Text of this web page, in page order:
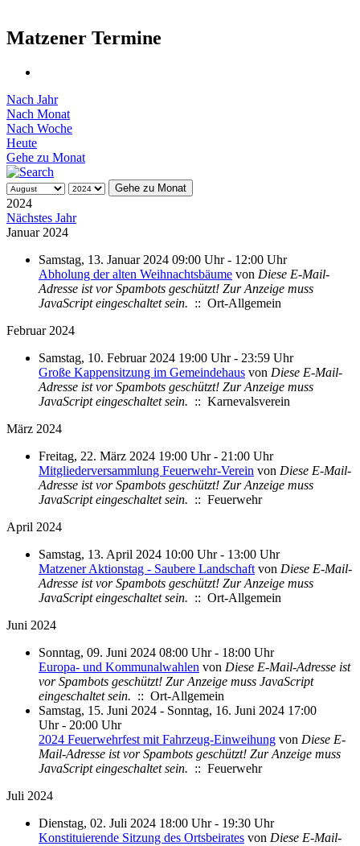
Matzener Termine
Nach Jahr
Nach Monat
Nach Woche
Heute
Gehe zu Monat
Gehe zu Monat
2024
Nächstes Jahr
Januar 2024
Samstag, 13. Januar 2024 09:00 Uhr - 12:00 Uhr
Abholung der alten Weihnachtsbäume von Diese E-Mail-
Adresse ist vor Spambots geschützt! Zur Anzeige muss
JavaScript eingeschaltet sein. :: Ort-Allgemein
Februar 2024
Samstag, 10. Februar 2024 19:00 Uhr - 23:59 Uhr
Große Kappensitzung im Gemeindehaus von Diese E-Mail-
Adresse ist vor Spambots geschützt! Zur Anzeige muss
JavaScript eingeschaltet sein. :: Karnevalsverein
März 2024
Freitag, 22. März 2024 19:00 Uhr - 21:00 Uhr
Mitgliederversammlung Feuerwehr-Verein von Diese E-Mail-
Adresse ist vor Spambots geschützt! Zur Anzeige muss
JavaScript eingeschaltet sein. :: Feuerwehr
April 2024
Samstag, 13. April 2024 10:00 Uhr - 13:00 Uhr
Matzener Aktionstag - Saubere Landschaft von Diese E-Mail-
Adresse ist vor Spambots geschützt! Zur Anzeige muss
JavaScript eingeschaltet sein. :: Ort-Allgemein
Juni 2024
Sonntag, 09. Juni 2024 08:00 Uhr - 18:00 Uhr
Europa- und Kommunalwahlen von Diese E-Mail-Adresse ist
vor Spambots geschützt! Zur Anzeige muss JavaScript
eingeschaltet sein. :: Ort-Allgemein
Samstag, 15. Juni 2024 - Sonntag, 16. Juni 2024 17:00
Uhr - 20:00 Uhr
2024 Feuerwehrfest mit Fahrzeug-Einweihung von Diese E-
Mail-Adresse ist vor Spambots geschützt! Zur Anzeige muss
JavaScript eingeschaltet sein. :: Feuerwehr
Juli 2024
Dienstag, 02. Juli 2024 18:00 Uhr - 19:30 Uhr
Konstituierende Sitzung des Ortsbeirates von Diese E-Mail-